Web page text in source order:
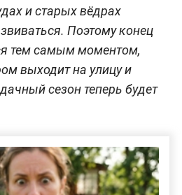
и старых вёдрах
Поэтому конец
тем самым моментом,
выходит на улицу и
сезон теперь будет